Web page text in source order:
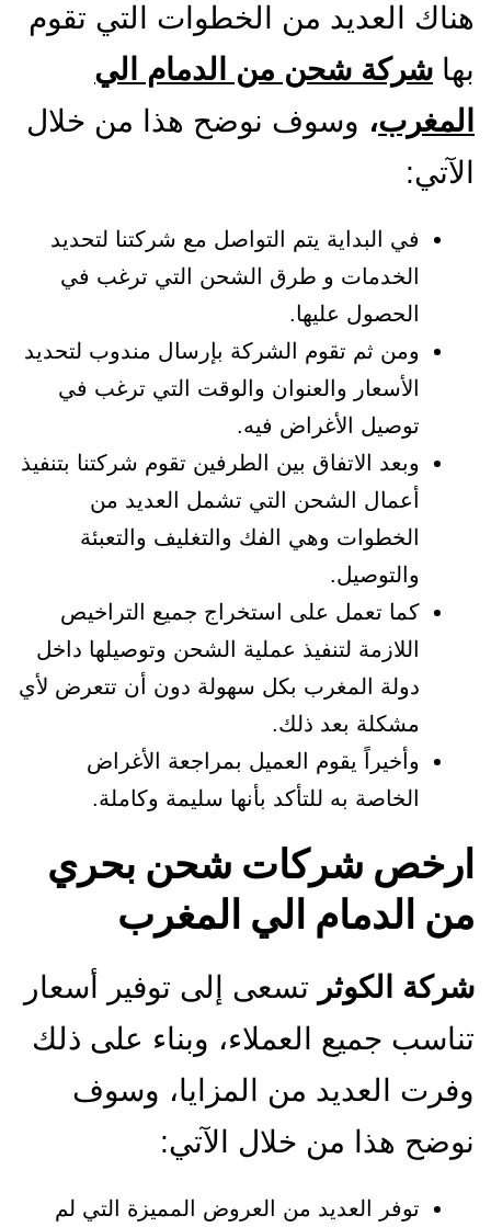
هناك العديد من الخطوات التي تقوم
بها شركة شحن من الدمام الي
المغرب، وسوف نوضح هذا من خلال
الآتي:
في البداية يتم التواصل مع شركتنا لتحديد
الخدمات و طرق الشحن التي ترغب في
الحصول عليها.
ومن ثم تقوم الشركة بإرسال مندوب لتحديد
الأسعار والعنوان والوقت التي ترغب في
توصيل الأغراض فيه.
وبعد الاتفاق بين الطرفين تقوم شركتنا بتنفيذ
أعمال الشحن التي تشمل العديد من
الخطوات وهي الفك والتغليف والتعبئة
والتوصيل.
كما تعمل على استخراج جميع التراخيص
اللازمة لتنفيذ عملية الشحن وتوصيلها داخل
دولة المغرب بكل سهولة دون أن تتعرض لأي
مشكلة بعد ذلك.
وأخيراً يقوم العميل بمراجعة الأغراض
الخاصة به للتأكد بأنها سليمة وكاملة.
ارخص شركات شحن بحري
من الدمام الي المغرب
شركة الكوثر تسعى إلى توفير أسعار
تناسب جميع العملاء، وبناء على ذلك
وفرت العديد من المزايا، وسوف
نوضح هذا من خلال الآتي:
توفر العديد من العروض المميزة التي لم